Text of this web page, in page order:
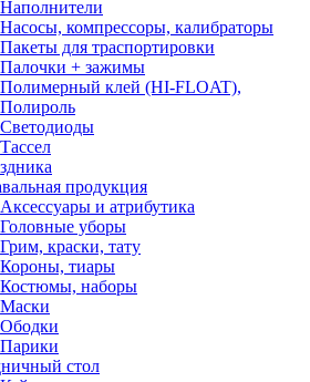
Наполнители
Насосы, компрессоры, калибраторы
Пакеты для траспортировки
Палочки + зажимы
Полимерный клей (HI-FLOAT),
Полироль
Светодиоды
Тассел
продукция
Аксессуары и атрибутика
Головные уборы
Грим, краски, тату
Короны, тиары
Костюмы, наборы
Маски
Ободки
Парики
стол